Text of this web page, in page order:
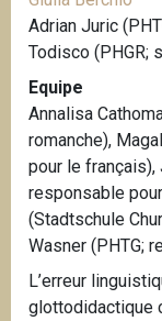
Adrian Juric
Todisco (PHGR;
Equipe
Annalisa
romanche),
pour le français),
responsable
(Stadtschule
Wasner (PHTG;
L’erreur
glottodidactique